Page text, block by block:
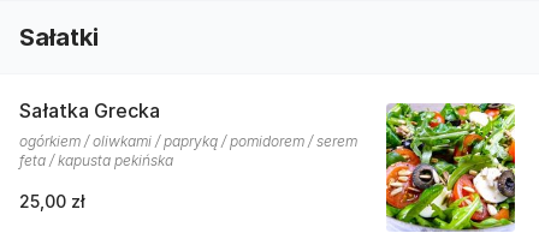
Sałatki
Sałatka Grecka
ogórkiem / oliwkami / papryką / pomidorem / serem
feta / kapusta pekińska
25,00 zł